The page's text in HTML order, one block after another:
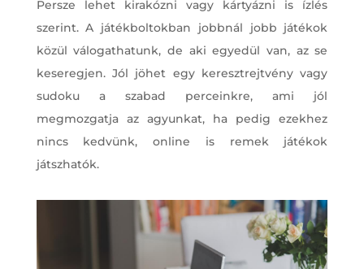
Persze lehet kirakózni vagy kártyázni is ízlés
szerint. A játékboltokban jobbnál jobb játékok
közül válogathatunk, de aki egyedül van, az se
keseregjen. Jól jöhet egy keresztrejtvény vagy
sudoku a szabad perceinkre, ami jól
megmozgatja az agyunkat, ha pedig ezekhez
nincs kedvünk, online is remek játékok
játszhatók.